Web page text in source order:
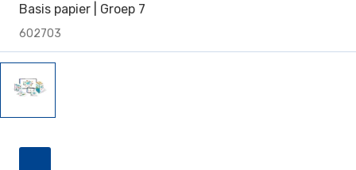
Basis papier | Groep 7
602703